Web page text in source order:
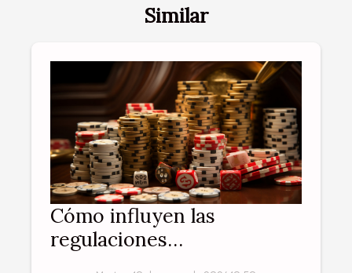
Similar
Cómo influyen las
regulaciones